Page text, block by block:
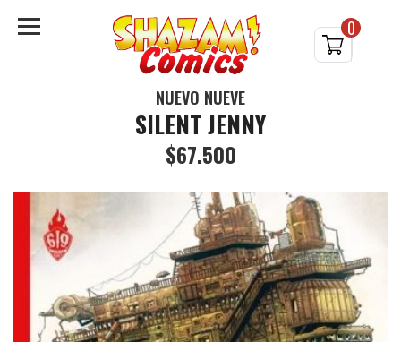
0
NUEVO NUEVE
SILENT JENNY
$67.500